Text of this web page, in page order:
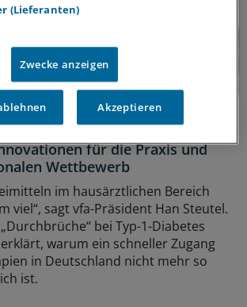
und ihre Verfügbarkeit
vfa-Präsident Steutel
für die Praxis und
Wettbewerb
im hausärztlichen Bereich
viel“, sagt vfa-Präsident Han Steutel.
bei Typ-1-Diabetes
warum ein schneller Zugang
in Deutschland nicht mehr so
ist.
(Lieferanten)
Zwecke anzeigen
Akzeptieren